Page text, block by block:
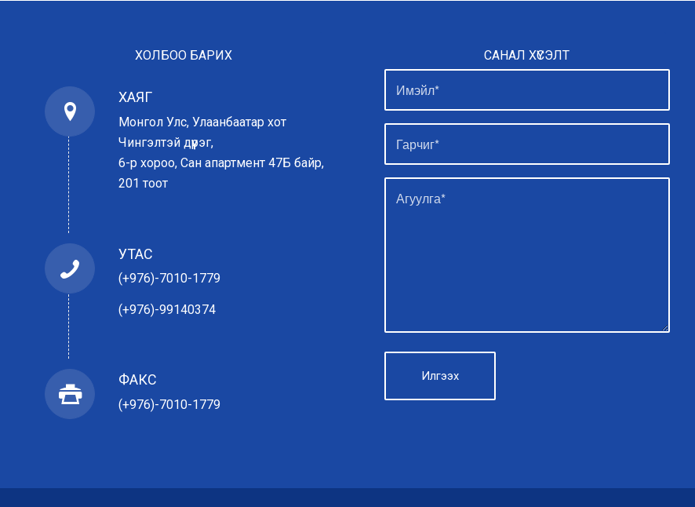
ХОЛБОО БАРИХ
ХАЯГ
Монгол Улс, Улаанбаатар хот
Чингэлтэй дүүрэг,
6-р хороо, Сан апартмент 47Б байр,
201 тоот
УТАС
(+976)-7010-1779
(+976)-99140374
ФАКС
(+976)-7010-1779
САНАЛ ХҮСЭЛТ